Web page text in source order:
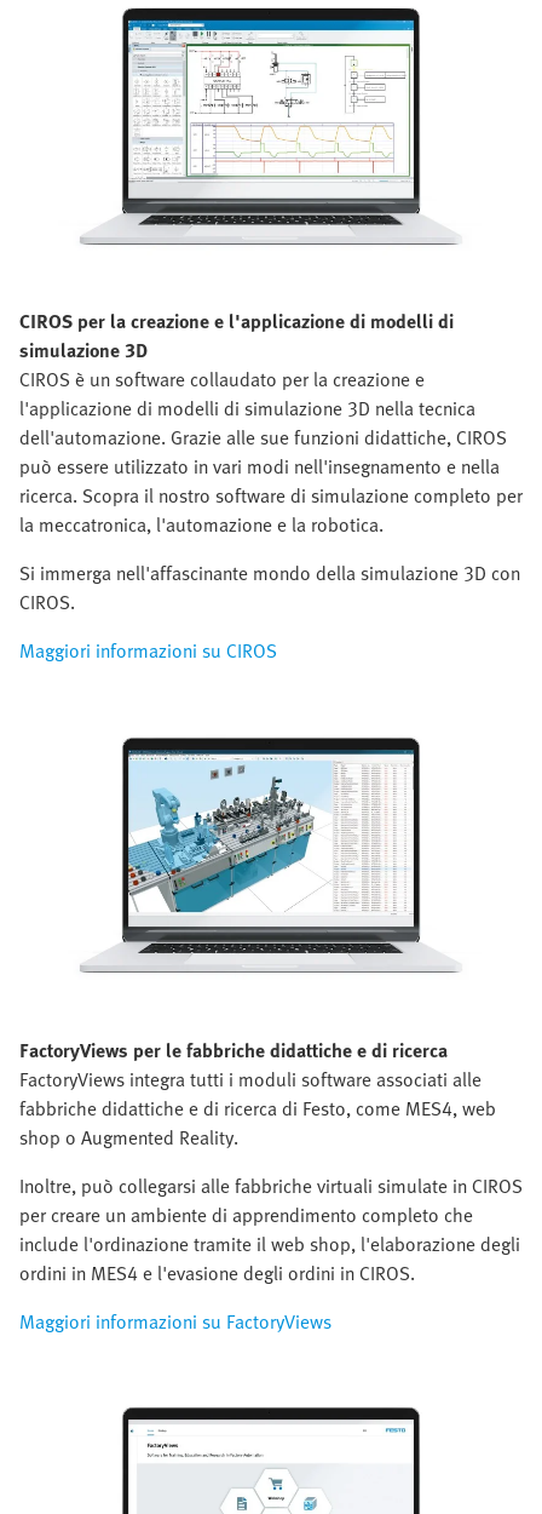
CIROS per la creazione e l'applicazione di modelli di
simulazione 3D
CIROS è un software collaudato per la creazione e
l'applicazione di modelli di simulazione 3D nella tecnica
dell'automazione. Grazie alle sue funzioni didattiche, CIROS
può essere utilizzato in vari modi nell'insegnamento e nella
ricerca. Scopra il nostro software di simulazione completo per
la meccatronica, l'automazione e la robotica.
Si immerga nell'affascinante mondo della simulazione 3D con
CIROS.
Maggiori informazioni su CIROS
FactoryViews per le fabbriche didattiche e di ricerca
FactoryViews integra tutti i moduli software associati alle
fabbriche didattiche e di ricerca di Festo, come MES4, web
shop o Augmented Reality.
Inoltre, può collegarsi alle fabbriche virtuali simulate in CIROS
per creare un ambiente di apprendimento completo che
include l'ordinazione tramite il web shop, l'elaborazione degli
ordini in MES4 e l'evasione degli ordini in CIROS.
Maggiori informazioni su FactoryViews